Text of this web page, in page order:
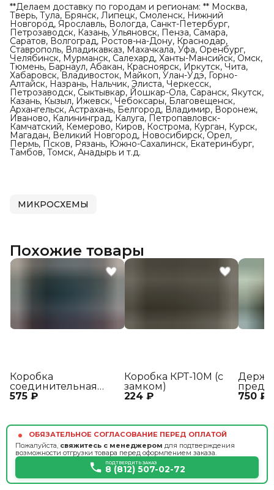
**Делаем доставку по городам и регионам: ** Москва,
Тверь, Тула, Брянск, Липецк, Смоленск, Нижний
Новгород, Ярославль, Вологда, Санкт-Петербург,
Петрозаводск, Казань, Ульяновск, Пенза, Самара,
Саратов, Волгоград, Ростов-на-Дону, Краснодар,
Ставрополь, Владикавказ, Махачкала, Уфа, Оренбург,
Челябинск, Мурманск, Салехард, Ханты-Мансийск, Омск,
Тюмень, Барнаул, Абакан, Красноярск, Иркутск, Чита,
Хабаровск, Владивосток, Майкоп, Улан-Удэ, Горно-
Алтайск, Назрань, Нальчик, Элиста, Черкесск,
Петрозаводск, Сыктывкар, Йошкар-Ола, Саранск, Якутск,
Казань, Кызыл, Ижевск, Чебоксары, Благовещенск,
Архангельск, Астрахань, Белгород, Владимир, Воронеж,
Иваново, Калининград, Калуга, Петропавловск-
Камчатский, Кемерово, Киров, Кострома, Курган, Курск,
Магадан, Великий Новгород, Новосибирск, Орел,
Пермь, Псков, Рязань, Южно-Сахалинск, Екатеринбург,
Тамбов, Томск, Анадырь и т.д.
МИКРОСХЕМЫ
Похожие товары
575 ₽
Коробка
соединительная
КС3-2
224 ₽
Коробка КРТ-10М (с
замком)
750 ₽
ДВП8-
ОБЯЗАТЕЛЬНОЕ СОГЛАСОВАНИЕ ПЕРЕД ОПЛАТОЙ
Пожалуйста, свяжитесь с менеджером для подтверждения
возможности отгрузки товара перед оформлением заказа.
ПОДТВЕРДИТЬ ЗАКАЗ
8 (812) 507-02-72